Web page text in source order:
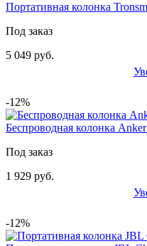
Портативная колонка
Под заказ
5 049 руб.
-12%
Беспроводная колонка
Под заказ
1 929 руб.
-12%